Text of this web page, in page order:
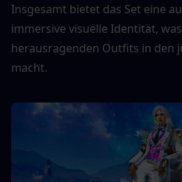
Insgesamt bietet das Set eine
immersive visuelle Identität,
herausragenden Outfits in den
macht.